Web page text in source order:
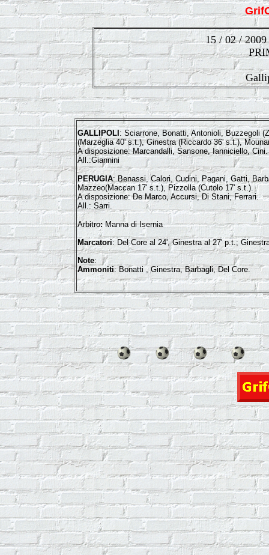
15 / 02 /
GALLIPOLI : Sciarrone, Bonatti, Antonioli, Buzzegoli
(Marzeglia 40' s.t.), Ginestra (Riccardo 36' s.t.),
A disposizione: Marcandalli, Sansone, Ianniciello, Cini.
All.:Giannini
PERUGIA: Benassi, Calori, Cudini, Pagani, Gatti,
Mazzeo(Maccan 17' s.t.), Pizzolla (Cutolo 17' s.t.).
A disposizione: De Marco, Accursi, Di Stani, Ferrari.
All.: Sarri.
Arbitro:Manna di Isernia
Marcatori: Del Core al 24', Ginestra al 27' p.t.;
Note:
Ammoniti: Bonatti , Ginestra, Barbagli, Del Core.